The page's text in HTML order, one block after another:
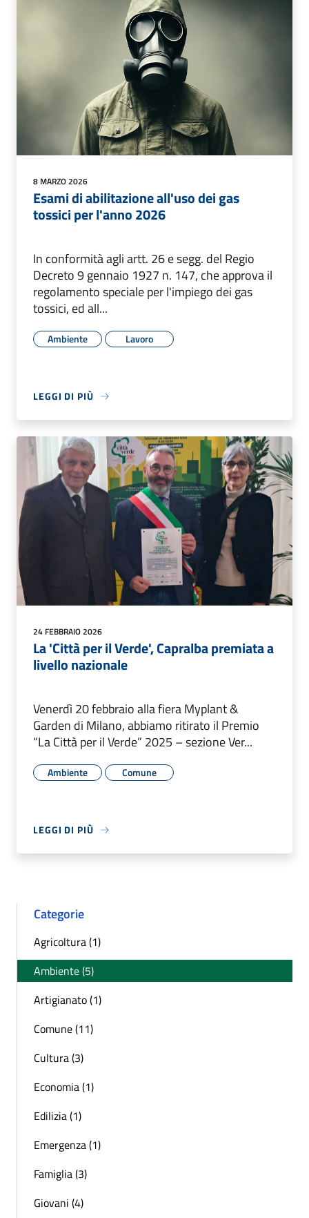
8 MARZO 2026
Esami di abilitazione all'uso dei gas
tossici per l'anno 2026
In conformità agli artt. 26 e segg. del Regio
Decreto 9 gennaio 1927 n. 147, che approva il
regolamento speciale per l'impiego dei gas
tossici, ed all...
Ambiente Lavoro
LEGGI DI PIÙ
24 FEBBRAIO 2026
La 'Città per il Verde', Capralba premiata a
livello nazionale
Venerdì 20 febbraio alla fiera Myplant &
Garden di Milano, abbiamo ritirato il Premio
“La Città per il Verde” 2025 – sezione Ver...
Ambiente Comune
LEGGI DI PIÙ
Categorie
Agricoltura (1)
Ambiente (5)
Artigianato (1)
Comune (11)
Cultura (3)
Economia (1)
Edilizia (1)
Emergenza (1)
Famiglia (3)
Giovani (4)